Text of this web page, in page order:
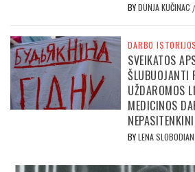
BYDUNJA KUČINAC /
DARBO ISTORIJOS
SVEIKATOS
ŠLUBUOJANTI
UŽDAROMOS
MEDICINOS
BYLENA SLOBODIAN